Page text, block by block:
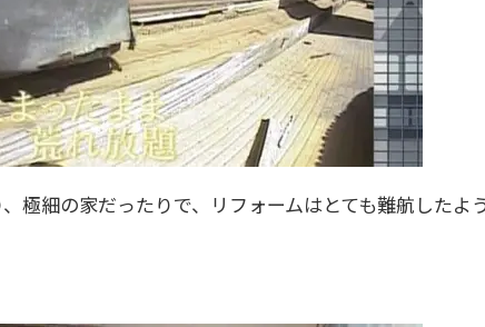
極細の家だったりで、リフォームはとても難航したよ